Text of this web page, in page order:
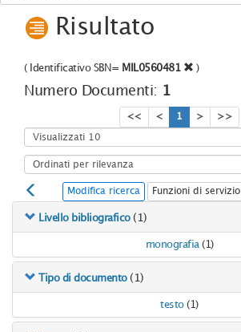
Risultato
( Identificativo SBN= MIL0560481 )
Numero Documenti: 1
<< < 1 > >>
Modifica ricerca Funzioni di servizio
Livello bibliografico (1)
monografia (1)
Tipo di documento (1)
testo (1)